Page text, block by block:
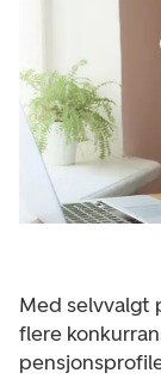
Med selvvalgt
flere